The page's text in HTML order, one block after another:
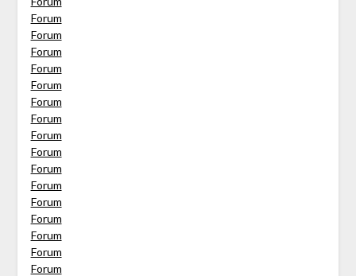
Forum
Forum
Forum
Forum
Forum
Forum
Forum
Forum
Forum
Forum
Forum
Forum
Forum
Forum
Forum
Forum